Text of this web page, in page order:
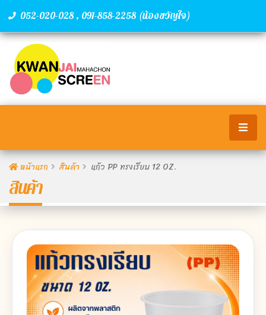
052-020-028 , 091-858-2258 (น้องขวัญใจ)
หน้าแรก สินค้า แก้ว PP ทรงเรียบ 12 OZ.
สินค้า